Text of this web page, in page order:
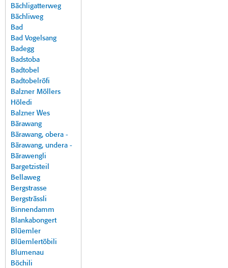
Bächligatterweg
Bächliweg
Bad
Bad Vogelsang
Badegg
Badstoba
Badtobel
Badtobelröfi
Balzner Möllers
Höledi
Balzner Wes
Bärawang
Bärawang, obera -
Bärawang, undera -
Bärawengli
Bargetzisteil
Bellaweg
Bergstrasse
Bergsträssli
Binnendamm
Blankabongert
Blüemler
Blüemlertöbili
Blumenau
Böchili